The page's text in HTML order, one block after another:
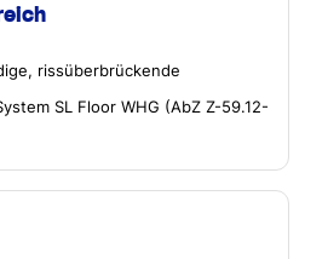
rissüberbrückende
SL Floor WHG (AbZ Z-59.12-